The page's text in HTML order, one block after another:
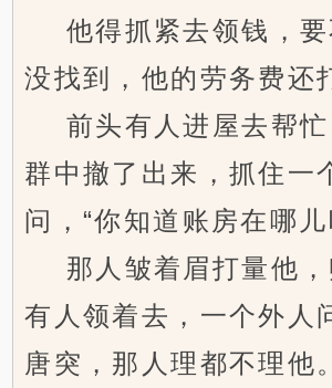
他得抓紧去领钱，要
没找到，他的劳务费还
前头有人进屋去帮忙
群中撤了出来，抓住一
问，“你知道账房在哪儿
那人皱着眉打量他，
有人领着去，一个外人
唐突，那人理都不理他。